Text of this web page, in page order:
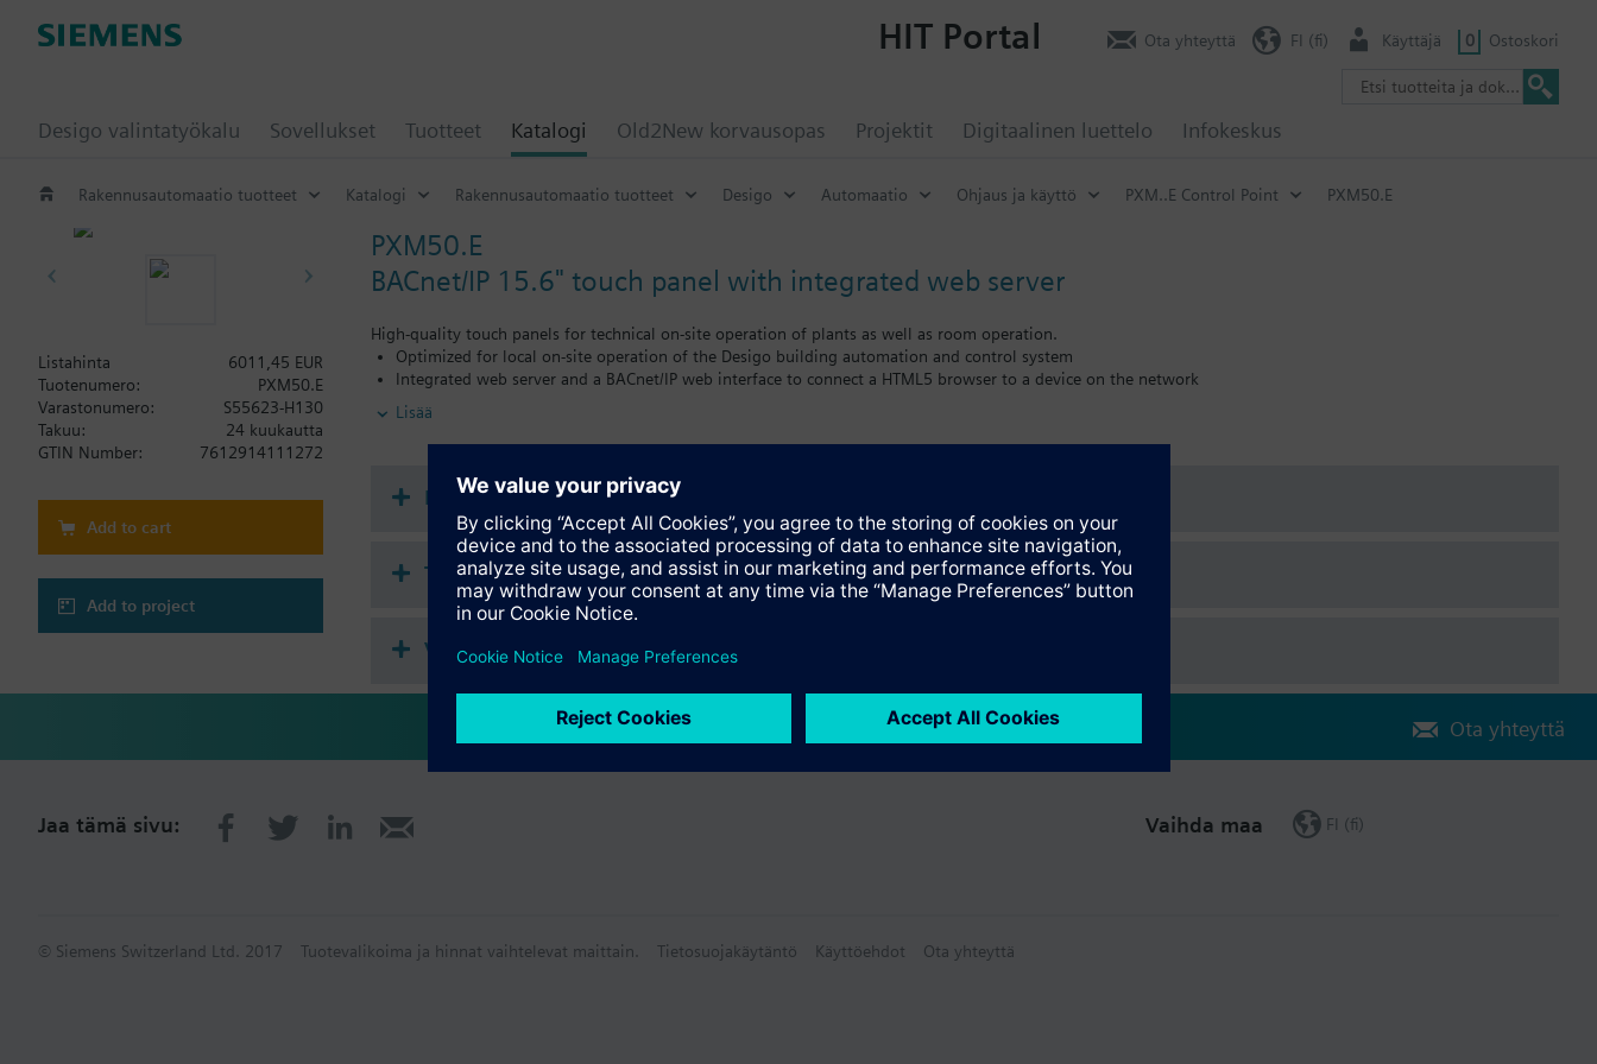
Desigo valintatyökalu Sovellukset Tuotteet Katalogi Old2New korvausopas Projektit Digitaalinen luettelo Infokeskus
HIT Portal Ota yhteyttä FI (fi) Käyttäjä 0 Ostoskori
Rakennusautomaatio tuotteet Katalogi Rakennusautomaatio tuotteet Desigo Automaatio Ohjaus ja käyttö PXM..E Control Point PXM50.E
PXM50.E
BACnet/IP 15.6" touch panel with integrated web server
High-quality touch panels for technical on-site operation of plants as well as room operation.
Optimized for local on-site operation of the Desigo building automation and control system
Integrated web server and a BACnet/IP web interface to connect a HTML5 browser to a device on the network
Generic operation and monitoring of plant functions (alarms, schedulers, calendars, set point changes, display of actual values, etc.)
Offline engineering in ABT site
Online engineering with HTML5.0 web browser
Wall mounting with installation frames (ordered separately)
15.6" high-resolution, capacitive touch display (landscape), Resolution: 1366 x 768
LED to display alarms on an inactive screen
Operating voltage AC 24 V or DC 24 V
Lisää
Listahinta
6011,45 EUR
Tuotenumero:
PXM50.E
Varastonumero:
S55623-H130
Takuu:
24 kuukautta
GTIN Number:
7612914111272
Add to cart
Add to project
Dokumentaatio
Tekninen yhteenveto
Valittava lisävaruste
Ota yhteyttä
Jaa tämä sivu: Vaihda maa FI (fi)
© Siemens Switzerland Ltd. 2017 Tuotevalikoima ja hinnat vaihtelevat maittain. Tietosuojakäytäntö Käyttöehdot Ota yhteyttä